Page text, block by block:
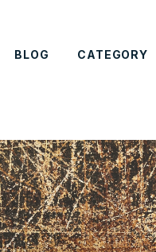
BLOG CATEGORY